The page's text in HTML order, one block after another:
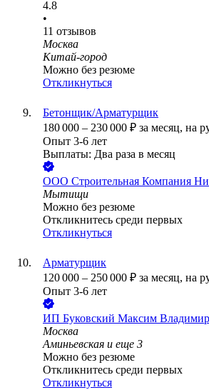
4.8
•
11 отзывов
Москва
Китай-город
Можно без резюме
Откликнуться
Бетонщик/Арматурщик
180 000 – 230 000 ₽ за месяц, на
Опыт 3-6 лет
Выплаты: Два раза в месяц
ООО Строительная Компания
Мытищи
Можно без резюме
Откликнитесь среди первых
Откликнуться
Арматурщик
120 000 – 250 000 ₽ за месяц, на
Опыт 3-6 лет
ИП Буковский Максим
Москва
Аминьевская и еще 3
Можно без резюме
Откликнитесь среди первых
Откликнуться